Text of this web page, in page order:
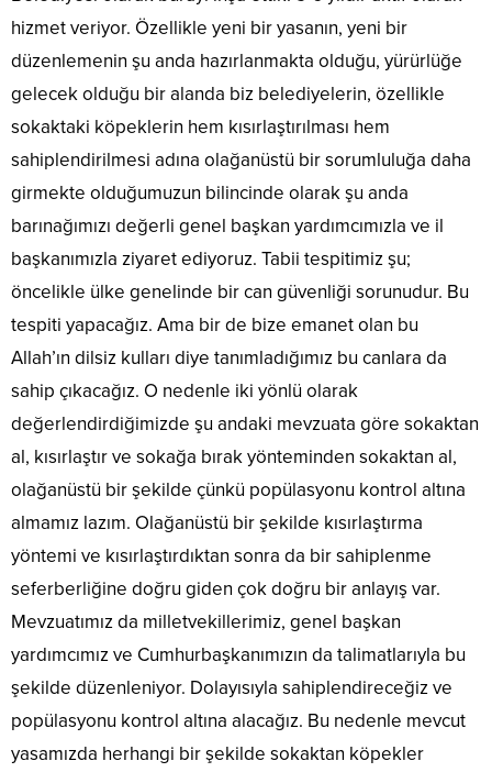
hizmet veriyor. Özellikle yeni bir yasanın, yeni bir
düzenlemenin şu anda hazırlanmakta olduğu, yürürlüğe
gelecek olduğu bir alanda biz belediyelerin, özellikle
sokaktaki köpeklerin hem kısırlaştırılması hem
sahiplendirilmesi adına olağanüstü bir sorumluluğa daha
girmekte olduğumuzun bilincinde olarak şu anda
barınağımızı değerli genel başkan yardımcımızla ve il
başkanımızla ziyaret ediyoruz. Tabii tespitimiz şu;
öncelikle ülke genelinde bir can güvenliği sorunudur. Bu
tespiti yapacağız. Ama bir de bize emanet olan bu
Allah’ın dilsiz kulları diye tanımladığımız bu canlara da
sahip çıkacağız. O nedenle iki yönlü olarak
değerlendirdiğimizde şu andaki mevzuata göre sokaktan
al, kısırlaştır ve sokağa bırak yönteminden sokaktan al,
olağanüstü bir şekilde çünkü popülasyonu kontrol altına
almamız lazım. Olağanüstü bir şekilde kısırlaştırma
yöntemi ve kısırlaştırdıktan sonra da bir sahiplenme
seferberliğine doğru giden çok doğru bir anlayış var.
Mevzuatımız da milletvekillerimiz, genel başkan
yardımcımız ve Cumhurbaşkanımızın da talimatlarıyla bu
şekilde düzenleniyor. Dolayısıyla sahiplendireceğiz ve
popülasyonu kontrol altına alacağız. Bu nedenle mevcut
yasamızda herhangi bir şekilde sokaktan köpekler